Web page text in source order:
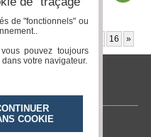
16 »
de "fonctionnels" ou
pouvez toujours
votre navigateur.
COOKIE